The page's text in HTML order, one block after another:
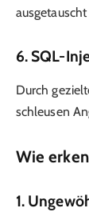
6. SQL-
Durch
schleusen
Wie
1.